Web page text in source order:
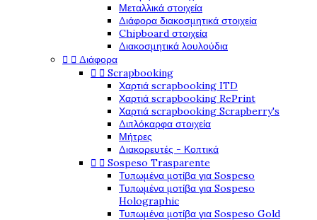
Μεταλλικά στοιχεία
Διάφορα διακοσμητικά στοιχεία
Chipboard στοιχεία
Διακοσμητικά λουλούδια
  Διάφορα
  Scrapbooking
Χαρτιά scrapbooking ITD
Χαρτιά scrapbooking RePrint
Χαρτιά scrapbooking Scrapberry's
Διπλόκαρφα στοιχεία
Μήτρες
Διακορευτές - Κοπτικά
  Sospeso Trasparente
Τυπωμένα μοτίβα για Sospeso
Τυπωμένα μοτίβα για Sospeso
Holographic
Τυπωμένα μοτίβα για Sospeso Gold